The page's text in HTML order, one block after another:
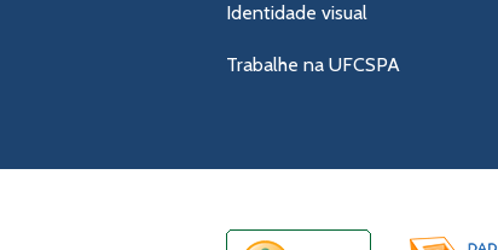
Identidade visual
Trabalhe na UFCSPA